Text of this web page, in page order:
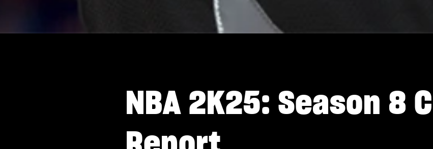
NBA 2K25: Season 8